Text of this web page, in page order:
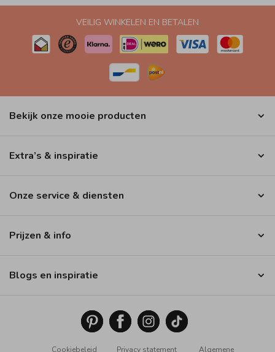
VEILIG WINKELEN EN BETALEN
Bekijk onze mooie producten
Extra’s & inspiratie
Onze service & diensten
Prijzen & info
Blogs en inspiratie
Cookiebeleid Privacy statement Algemene